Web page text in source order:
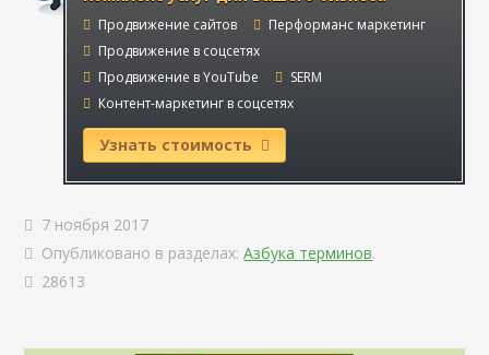
Продвижение сайтов
Перформанс маркетинг
Продвижение в соцсетях
Продвижение в YouTube
SERM
Контент-маркетинг в соцсетях
Узнать стоимость
7 ноября 2017
Опубликовано в разделах: Азбука терминов.
28613